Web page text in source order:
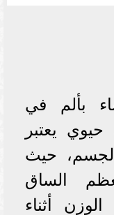
بألم في
يعتبر
حيث
الساق
أثناء